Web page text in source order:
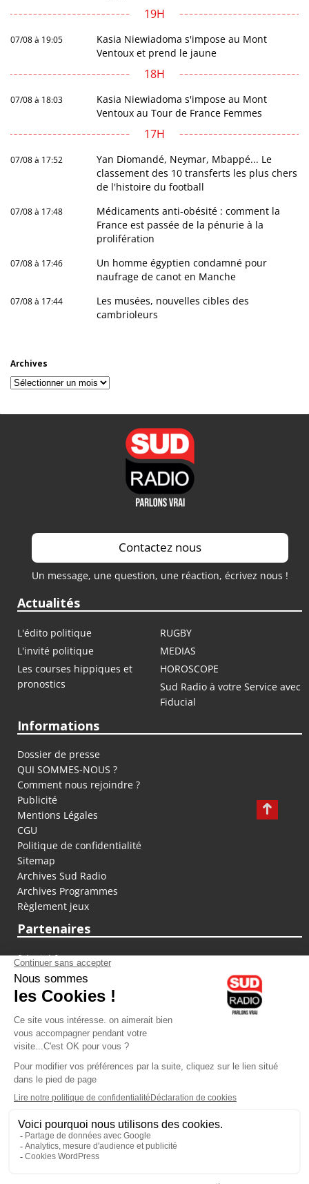
19H
07/08 à 19:05
Kasia Niewiadoma s'impose au Mont
Ventoux et prend le jaune
18H
07/08 à 18:03
Kasia Niewiadoma s'impose au Mont
Ventoux au Tour de France Femmes
17H
07/08 à 17:52
Yan Diomandé, Neymar, Mbappé... Le
classement des 10 transferts les plus chers
de l'histoire du football
07/08 à 17:48
Médicaments anti-obésité : comment la
France est passée de la pénurie à la
prolifération
07/08 à 17:46
Un homme égyptien condamné pour
naufrage de canot en Manche
07/08 à 17:44
Les musées, nouvelles cibles des
cambrioleurs
Archives
Archives
Contactez nous
Un message, une question, une réaction, écrivez nous !
Actualités
L'édito politique
RUGBY
L'invité politique
MEDIAS
Les courses hippiques et
pronostics
HOROSCOPE
Sud Radio à votre Service avec
Fiducial
Informations
Dossier de presse
QUI SOMMES-NOUS ?
Comment nous rejoindre ?
Publicité
Mentions Légales
CGU
Politique de confidentialité
Sitemap
Archives Sud Radio
Archives Programmes
Règlement jeux
Partenaires
fiducial.fr
lyoncapitale.fr
olympique-et-lyonnais.com
L'application Iphone / Android
Téléchargez l'application
Les cookies
Gestion des cookies
Crédit photos : ©Sud Radio / Pierre Olivier